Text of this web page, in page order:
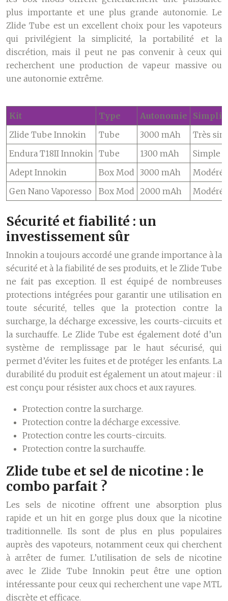
plus importante et une plus grande autonomie. Le
Zlide Tube est un excellent choix pour les vapoteurs
qui privilégient la simplicité, la portabilité et la
discrétion, mais il peut ne pas convenir à ceux qui
recherchent une production de vapeur massive ou
une autonomie extrême.
Kit Type Autonomie
Zlide Tube Innokin
Tube 3000 mAh
Très
Endura T18II Innokin Tube 1300 mAh
Simple
Adept Innokin
Box Mod 3000 mAh
Modérée
Gen Nano Vaporesso
Box Mod 2000 mAh Modérée
Sécurité et fiabilité : un
investissement sûr
Innokin a toujours accordé une grande importance à la
sécurité et à la fiabilité de ses produits, et le Zlide Tube
ne fait pas exception. Il est équipé de nombreuses
protections intégrées pour garantir une utilisation en
toute sécurité, telles que la protection contre la
surcharge, la décharge excessive, les courts-circuits et
la surchauffe. Le Zlide Tube est également doté d’un
système de remplissage par le haut sécurisé, qui
permet d’éviter les fuites et de protéger les enfants. La
durabilité du produit est également un atout majeur : il
est conçu pour résister aux chocs et aux rayures.
Protection contre la surcharge.
Protection contre la décharge excessive.
Protection contre les courts-circuits.
Protection contre la surchauffe.
Zlide tube et sel de nicotine : le
combo parfait ?
Les sels de nicotine offrent une absorption plus
rapide et un hit en gorge plus doux que la nicotine
traditionnelle. Ils sont de plus en plus populaires
auprès des vapoteurs, notamment ceux qui cherchent
à arrêter de fumer. L’utilisation de sels de nicotine
avec le Zlide Tube Innokin peut être une option
intéressante pour ceux qui recherchent une vape MTL
discrète et efficace.